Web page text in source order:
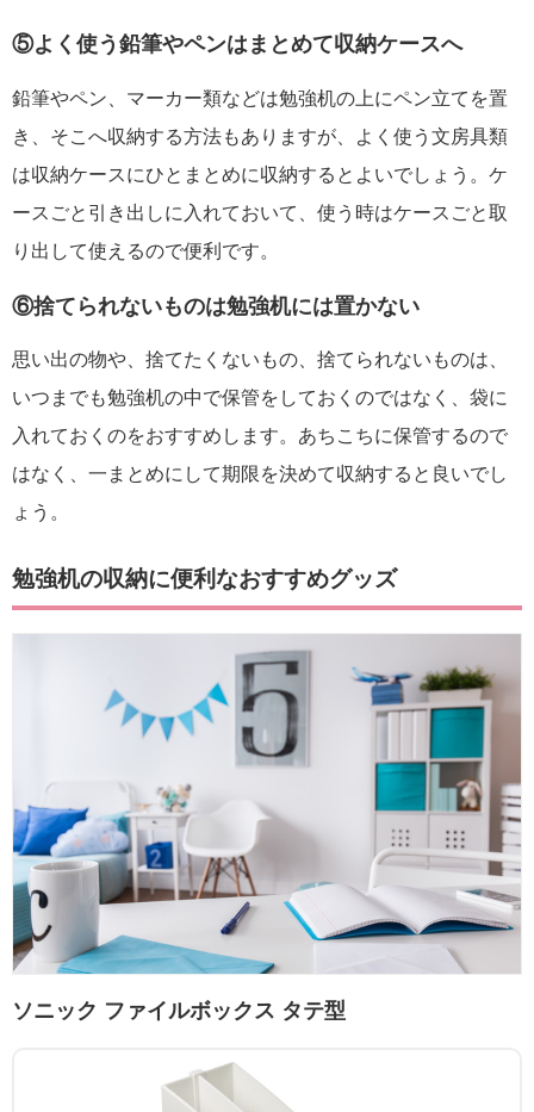
⑤よく使う鉛筆やペンはまとめて収納ケースへ
鉛筆やペン、マーカー類などは勉強机の上にペン立てを置
き、そこへ収納する方法もありますが、よく使う文房具類
は収納ケースにひとまとめに収納するとよいでしょう。ケ
ースごと引き出しに入れておいて、使う時はケースごと取
り出して使えるので便利です。
⑥捨てられないものは勉強机には置かない
思い出の物や、捨てたくないもの、捨てられないものは、
いつまでも勉強机の中で保管をしておくのではなく、袋に
入れておくのをおすすめします。あちこちに保管するので
はなく、一まとめにして期限を決めて収納すると良いでし
ょう。
勉強机の収納に便利なおすすめグッズ
ソニック ファイルボックス タテ型